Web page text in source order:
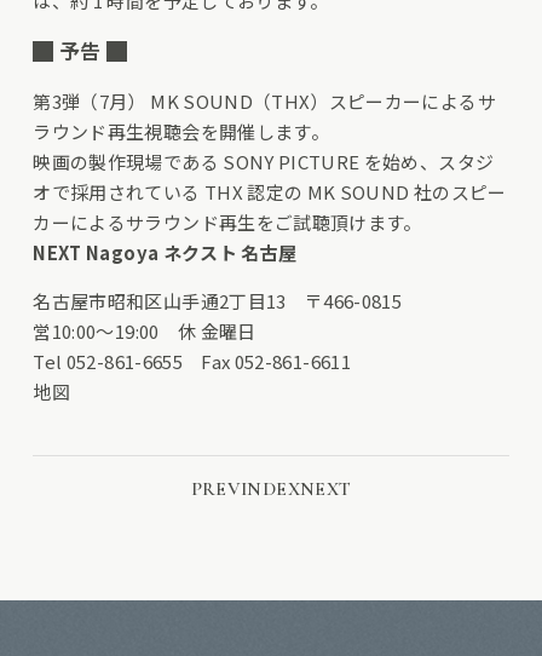
█ 予告 █
第3弾（7月） MK SOUND（THX）スピーカーによるサ
ラウンド再生視聴会を開催します。
映画の製作現場である SONY PICTURE を始め、スタジ
オで採用されている THX 認定の MK SOUND 社のスピー
カーによるサラウンド再生をご試聴頂けます。
NEXT Nagoya ネクスト 名古屋
名古屋市昭和区山手通2丁目13 〒466-0815
営10:00〜19:00 休 金曜日
Tel 052-861-6655 Fax 052-861-6611
地図
PREVINDEXNEXT